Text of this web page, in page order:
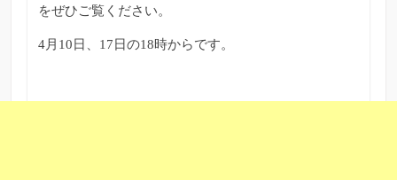
をぜひご覧ください。
4月10日、17日の18時からです。